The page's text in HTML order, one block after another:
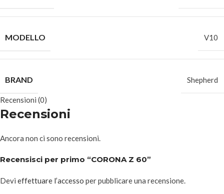
MODELLO V10
BRAND Shepherd
Recensioni (0)
Recensioni
Ancora non ci sono recensioni.
Recensisci per primo “CORONA Z 60”
Devi effettuare l’accesso per pubblicare una recensione.